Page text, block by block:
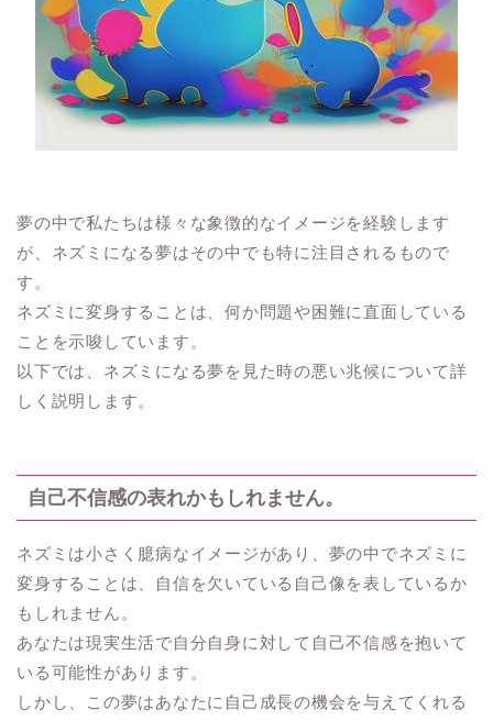
夢の中で私たちは様々な象徴的なイメージを経験します
が、ネズミになる夢はその中でも特に注目されるもので
す。
ネズミに変身することは、何か問題や困難に直面している
ことを示唆しています。
以下では、ネズミになる夢を見た時の悪い兆候について詳
しく説明します。
自己不信感の表れかもしれません。
ネズミは小さく臆病なイメージがあり、夢の中でネズミに
変身することは、自信を欠いている自己像を表しているか
もしれません。
あなたは現実生活で自分自身に対して自己不信感を抱いて
いる可能性があります。
しかし、この夢はあなたに自己成長の機会を与えてくれる